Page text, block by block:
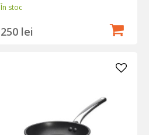
În stoc
250 lei